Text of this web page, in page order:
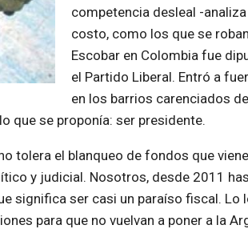
competencia desleal -
costo, como los que se
Escobar en Colombia fue
el Partido Liberal. Entró a
en los barrios carenciados
que se proponía: ser presidente.
tolera el blanqueo de fondos que
y judicial. Nosotros, desde 2011
significa ser casi un paraíso fiscal. Lo
para que no vuelvan a poner a la